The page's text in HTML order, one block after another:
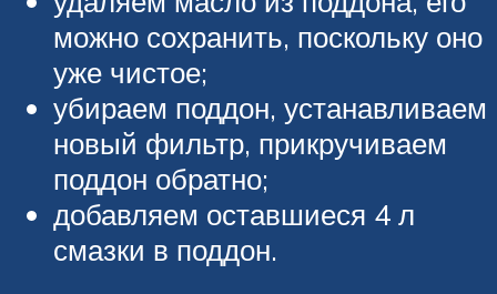
можно сохранить, поскольку оно
уже чистое;
убираем поддон, устанавливаем
новый фильтр, прикручиваем
поддон обратно;
добавляем оставшиеся 4 л
смазки в поддон.